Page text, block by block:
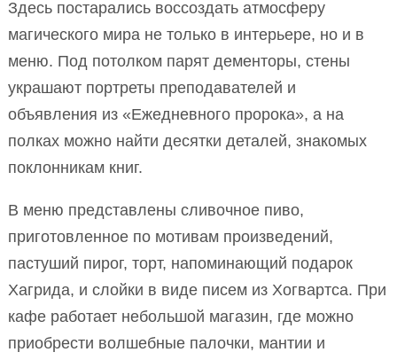
Здесь постарались воссоздать атмосферу
магического мира не только в интерьере, но и в
меню. Под потолком парят дементоры, стены
украшают портреты преподавателей и
объявления из «Ежедневного пророка», а на
полках можно найти десятки деталей, знакомых
поклонникам книг.
В меню представлены сливочное пиво,
приготовленное по мотивам произведений,
пастуший пирог, торт, напоминающий подарок
Хагрида, и слойки в виде писем из Хогвартса. При
кафе работает небольшой магазин, где можно
приобрести волшебные палочки, мантии и